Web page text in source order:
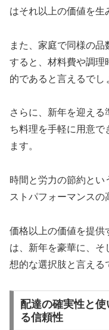
はそれ以上の価値を生
また、家庭で同様の
すると、材料費や調理
的であると言えるでし
さらに、新年を迎え
ち料理を手軽に用意で
ます。
時間と労力の節約とい
ストパフォーマンスの
価格以上の価値を提供
は、新年を豪華に、そ
想的な選択肢と言える
配達の確実性と
る信頼性